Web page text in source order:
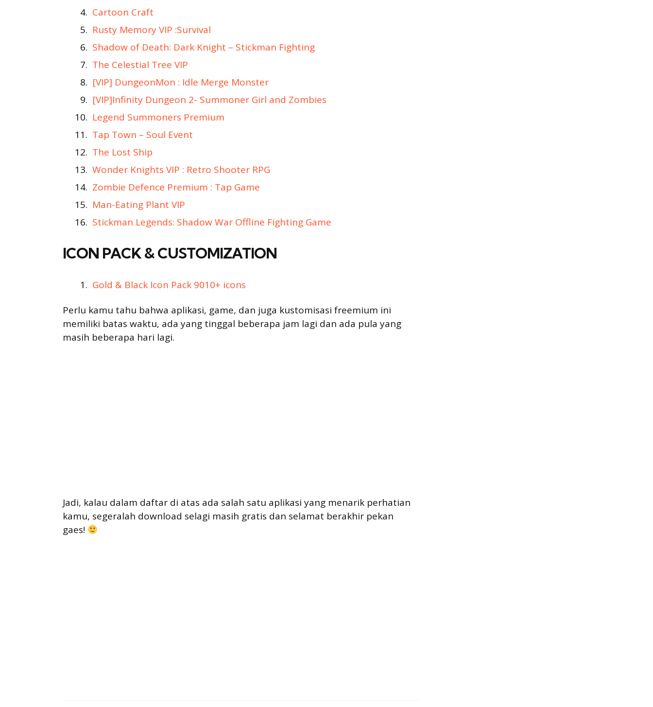
Cartoon Craft
Rusty Memory VIP :Survival
Shadow of Death: Dark Knight – Stickman Fighting
The Celestial Tree VIP
[VIP] DungeonMon : Idle Merge Monster
[VIP]Infinity Dungeon 2- Summoner Girl and Zombies
Legend Summoners Premium
Tap Town – Soul Event
The Lost Ship
Wonder Knights VIP : Retro Shooter RPG
Zombie Defence Premium : Tap Game
Man-Eating Plant VIP
Stickman Legends: Shadow War Offline Fighting Game
ICON PACK & CUSTOMIZATION
Gold & Black Icon Pack 9010+ icons
Perlu kamu tahu bahwa aplikasi, game, dan juga kustomisasi freemium ini
memiliki batas waktu, ada yang tinggal beberapa jam lagi dan ada pula yang
masih beberapa hari lagi.
Jadi, kalau dalam daftar di atas ada salah satu aplikasi yang menarik perhatian
kamu, segeralah download selagi masih gratis dan selamat berakhir pekan
gaes!